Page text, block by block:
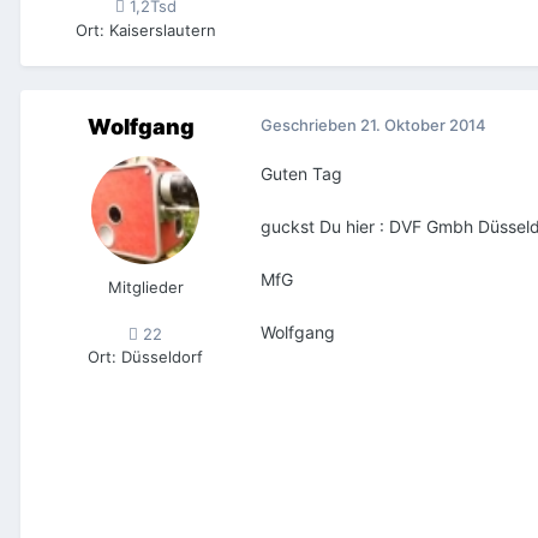
1,2Tsd
Ort: Kaiserslautern
Wolfgang
Mitglieder
22
Ort: Düsseldorf
Geschrieben 21. Oktober 2014
Guten Tag
guckst Du hier : DVF Gmbh
MfG
Wolfgang